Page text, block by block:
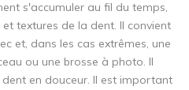
s'accumuler au fil du temps,
textures de la dent. Il convient
et, dans les cas extrêmes, une
ou une brosse à photo. Il
en douceur. Il est important